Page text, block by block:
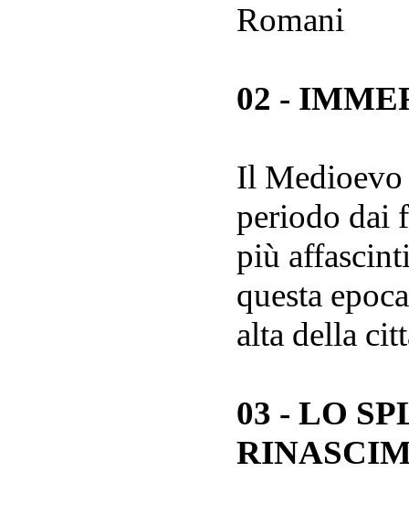
Romani
02 -
Il Medioevo
periodo dai
più
questa
alta della
03 - LO